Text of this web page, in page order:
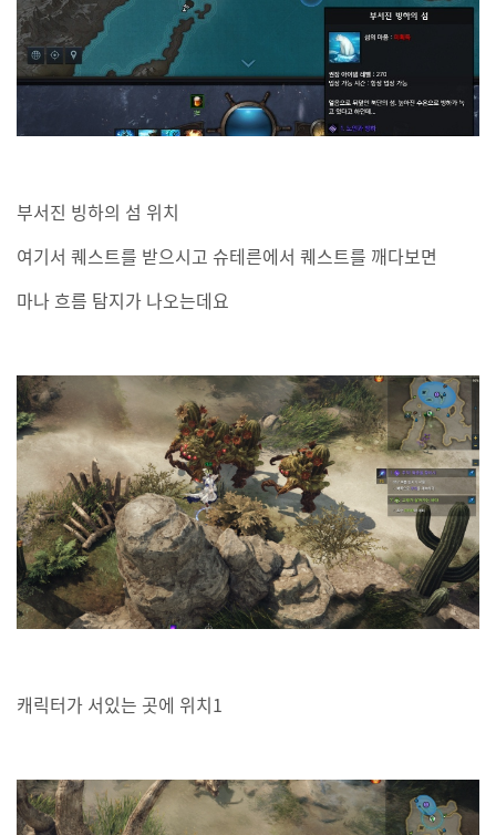
부서진 빙하의 섬 위치
여기서 퀘스트를 받으시고 슈테른에서 퀘스트를 깨다보면
마나 흐름 탐지가 나오는데요
캐릭터가 서있는 곳에 위치1